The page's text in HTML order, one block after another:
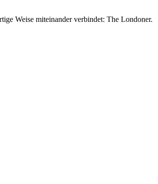
Weise miteinander verbindet: The Londoner.